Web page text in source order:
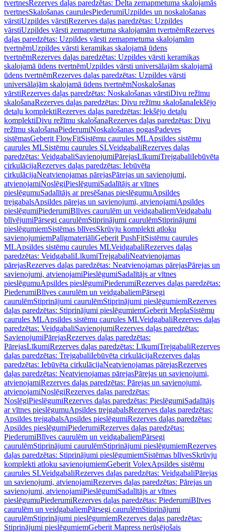
tvertnesRezerves daļas paredzētas: Delta zemapmetuma skalojamās
tvertnesSkalošanas caurulesPiederumiUzpildes un noskalošanas
vārstiUzpildes vārstiRezerves daļas paredzētas: Uzpildes
vārstiUzpildes vārsti zemapmetuma skalojamām tvertnēmRezerves
daļas paredzētas: Uzpildes vārsti zemapmetuma skalojamām
tvertnēmUzpildes vārsti keramikas skalojamā ūdens
tvertnēmRezerves daļas paredzētas: Uzpildes vārsti keramikas
skalojamā ūdens tvertnēmUzpildes vārsti universālajām skalojamā
ūdens tvertnēmRezerves daļas paredzētas: Uzpildes vārsti
universālajām skalojamā ūdens tvertnēmNoskalošanas
vārstiRezerves daļas paredzētas: Noskalošanas vārstiDivu režīmu
skalošanaRezerves daļas paredzētas: Divu režīmu skalošanaIekšējo
detaļu komplektiRezerves daļas paredzētas: Iekšējo detaļu
komplektiDivu režīmu skalošanaRezerves daļas paredzētas: Divu
režīmu skalošanaPiederumiNoskalošanas pogasPadeves
sistēmasGeberit FlowFitSistēmu caurules MLApsildes sistēmu
caurules MLSistēmu caurules SLVeidgabaliRezerves daļas
paredzētas: VeidgabaliSavienojumiPārejasLīkumiTrejgabaliIebūvēta
cirkulācijaRezerves daļas paredzētas: Iebūvēta
cirkulācijaNeatvienojamas pārejasPārejas un savienojumi,
atvienojamiNoslēgiPieslēgumiSadalītājs ar vītnes
pieslēgumuSadalītājs ar presēšanas pieslēgumuApsildes
trejgabalsApsildes pārejas un savienojumi, atvienojamiApsildes
pieslēgumiPiederumiBlīves caurulēm un veidgabaliemVeidgabalu
blīvējumiPārsegi caurulēmStiprinājumi caurulēmStiprinājumi
pieslēgumiemSistēmas blīvesSkrūvju komplekti atloku
savienojumiemPalīgmateriāliGeberit PushFitSistēmu caurules
MLApsildes sistēmu caurules MLVeidgabaliRezerves daļas
paredzētas: VeidgabaliLīkumiTrejgabaliNeatvienojamas
pārejasRezerves daļas paredzētas: Neatvienojamas pārejasPārejas un
savienojumi, atvienojamiPieslēgumiSadalītājs ar vītnes
pieslēgumuApsildes pieslēgumiPiederumiRezerves daļas paredzētas:
PiederumiBlīves caurulēm un veidgabaliemPārsegi
caurulēmStiprinājumi caurulēmStiprinājumi pieslēgumiemRezerves
daļas paredzētas: Stiprinājumi pieslēgumiemGeberit MeplaSistēmu
caurules MLApsildes sistēmu caurules MLVeidgabaliRezerves daļas
paredzētas: VeidgabaliSavienojumiRezerves daļas paredzētas:
SavienojumiPārejasRezerves daļas paredzētas:
PārejasLīkumiRezerves daļas paredzētas: LīkumiTrejgabaliRezerves
daļas paredzētas: TrejgabaliIebūvēta cirkulācijaRezerves daļas
paredzētas: Iebūvēta cirkulācijaNeatvienojamas pārejasRezerves
daļas paredzētas: Neatvienojamas pārejasPārejas un savienojumi,
atvienojamiRezerves daļas paredzētas: Pārejas un savienojumi,
atvienojamiNoslēgiRezerves daļas paredzētas:
NoslēgiPieslēgumiRezerves daļas paredzētas: PieslēgumiSadalītājs
ar vītnes pieslēgumuApsildes trejgabalsRezerves daļas paredzētas:
Apsildes trejgabalsApsildes pieslēgumiRezerves daļas paredzētas:
Apsildes pieslēgumiPiederumiRezerves daļas paredzētas:
PiederumiBlīves caurulēm un veidgabaliemPārsegi
caurulēmStiprinājumi caurulēmStiprinājumi pieslēgumiemRezerves
daļas paredzētas: Stiprinājumi pieslēgumiemSistēmas blīvesSkrūvju
komplekti atloku savienojumiemGeberit VolexApsildes sistēmu
caurules SLVeidgabaliRezerves daļas paredzētas: VeidgabaliPārejas
un savienojumi, atvienojamiRezerves daļas paredzētas: Pārejas un
savienojumi, atvienojamiPieslēgumiSadalītājs ar vītnes
pieslēgumuPiederumiRezerves daļas paredzētas: PiederumiBlīves
caurulēm un veidgabaliemPārsegi caurulēmStiprinājumi
caurulēmStiprinājumi pieslēgumiemRezerves daļas paredzētas:
Stiprinājumi pieslēgumiemGeberit Mapress nerūsējošais